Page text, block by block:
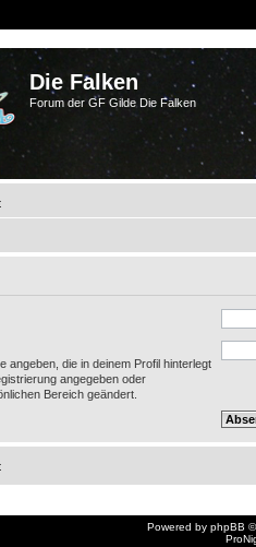
Die Falken
Forum der GF Gilde Die Falken
angeben, die in deinem Profil hinterlegt
angegeben oder
Bereich geändert.
Powered by phpBB